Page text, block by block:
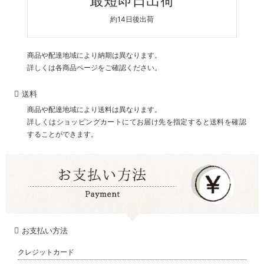
約14日後出荷
商品や配達地域により納期は異なります。
詳しくは各商品ページをご確認ください。
送料
商品や配達地域により送料は異なります。
詳しくはショッピングカートにてお届け先を指定すると送料を確認
することができます。
お支払い方法
クレジットカード